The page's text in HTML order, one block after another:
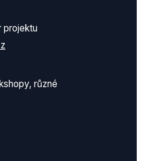
projektu
různé